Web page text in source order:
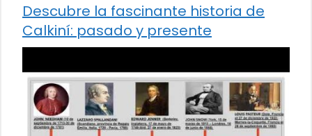
Descubre la fascinante historia de
Calkiní: pasado y presente